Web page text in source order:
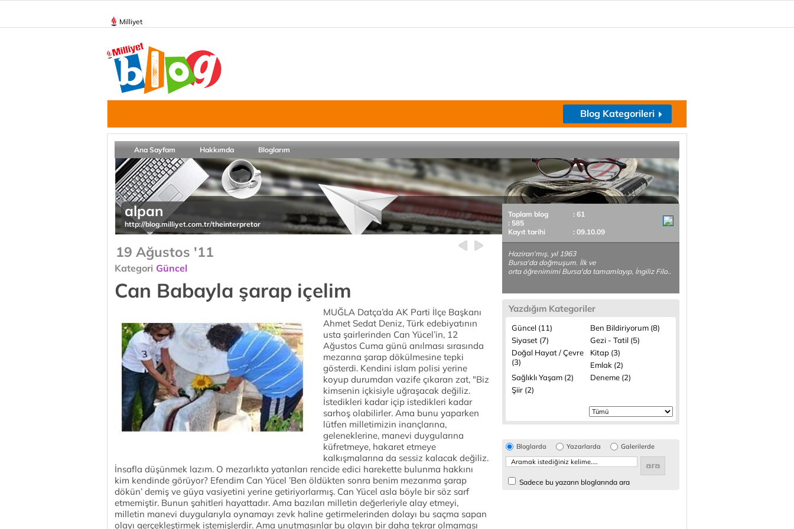
Milliyet
Blog Kategorileri
Ana Sayfam Hakkımda Bloglarım
alpan
http://blog.milliyet.com.tr/theinterpretor
19 Ağustos '11
Kategori Güncel
Can Babayla şarap içelim
MUĞLA Datça’da AK Parti İlçe Başkanı
Ahmet Sedat Deniz, Türk edebiyatının
usta şairlerinden Can Yücel’in, 12
Ağustos Cuma günü anılması sırasında
mezarına şarap dökülmesine tepki
gösterdi. Kendini islam polisi yerine
koyup durumdan vazife çıkaran zat, "Biz
kimsenin içkisiyle uğraşacak değiliz.
İstedikleri kadar içip istedikleri kadar
sarhoş olabilirler. Ama bunu yaparken
lütfen milletimizin inançlarına,
geleneklerine, manevi duygularına
küfretmeye, hakaret etmeye
kalkışmalarına da sessiz kalacak değiliz.
İnsafla düşünmek lazım. O mezarlıkta yatanları rencide edici harekette bulunma hakkını
kim kendinde görüyor? Efendim Can Yücel ’Ben öldükten sonra benim mezarıma şarap
dökün’ demiş ve güya vasiyetini yerine getiriyorlarmış. Can Yücel asla böyle bir söz sarf
etmemiştir. Bunun şahitleri hayattadır. Ama bazıları milletin değerleriyle alay etmeyi,
milletin manevi duygularıyla oynamayı zevk haline getirmelerinden dolayı bu saçma sapan
olayı gerçekleştirmek istemişlerdir. Ama unutmasınlar bu olayın bir daha tekrar olmaması
Toplam blog
: 61
: 585
Kayıt tarihi
: 09.10.09
Haziran'mış, yıl 1963
Bursa'da doğmuşum. İlk ve
orta öğrenimimi Bursa'da tamamlayıp, İngiliz Filo..
Yazdığım Kategoriler
Güncel (11)
Ben Bildiriyorum (8)
Siyaset (7)
Gezi - Tatil (5)
Doğal Hayat / Çevre
(3)
Kitap (3)
Emlak (2)
Sağlıklı Yaşam (2)
Deneme (2)
Şiir (2)
Bloglarda Yazarlarda Galerilerde
Sadece bu yazarın bloglarında ara